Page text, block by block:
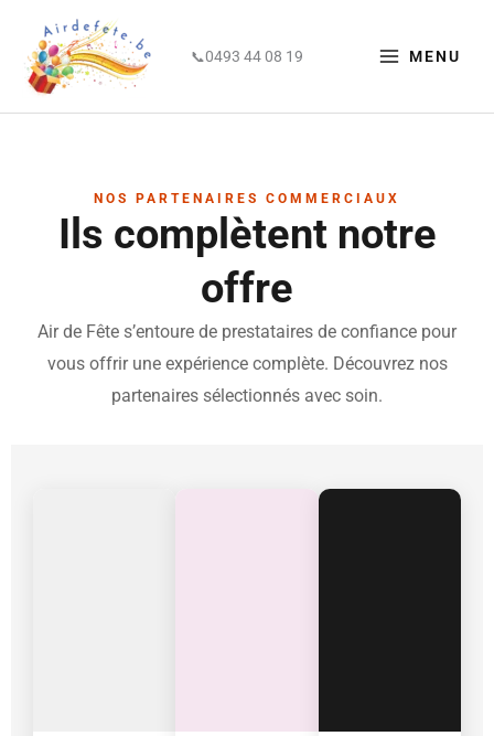
principal
contenu
📞0493 44 08 19 MENU
NOS PARTENAIRES COMMERCIAUX
Ils complètent notre
offre
Air de Fête s’entoure de prestataires de confiance pour
vous offrir une expérience complète. Découvrez nos
partenaires sélectionnés avec soin.